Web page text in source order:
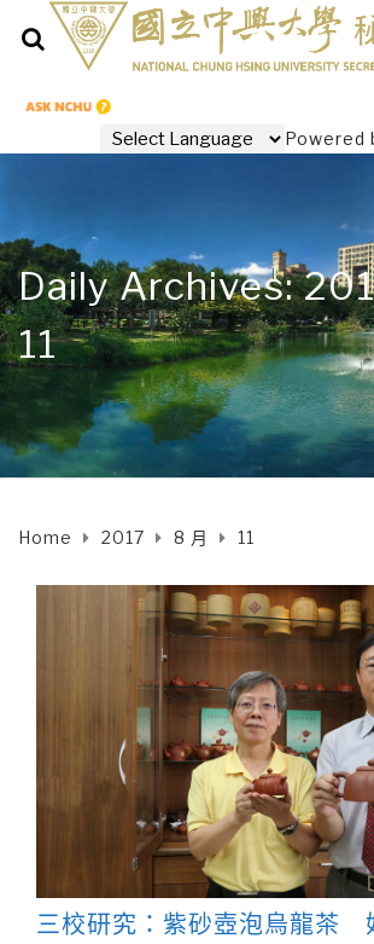
Powered
Daily Archives:
11
Home 2017 8 月 11
三校研究：紫砂壺泡烏龍茶